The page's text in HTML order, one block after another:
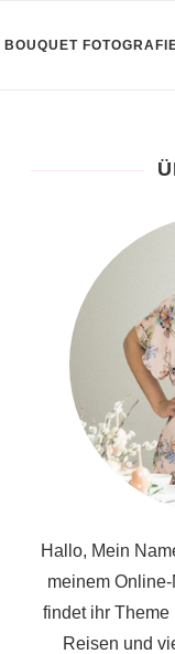
Hallo, Mein
meinem
findet ihr
Reisen und